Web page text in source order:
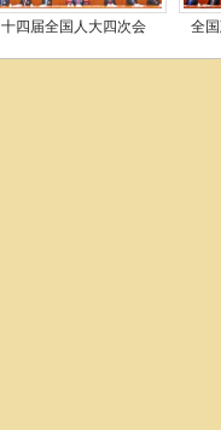
十四届全国人大四次会 全